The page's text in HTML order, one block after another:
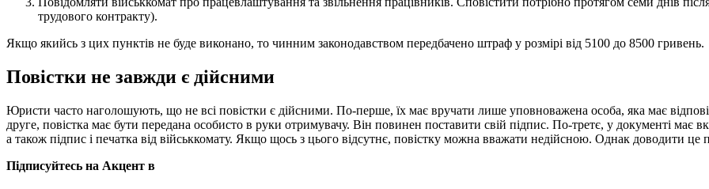
трудового контракту).
Якщо якийсь з цих пунктів не буде виконано, то чинним законодавством передбачено штраф у розмірі від 5100 до 8500 гривень.
Повістки не завжди є дійсними
Юристи часто наголошують, що не всі повістки є дійсними. По-перше, їх має вручати лише уповноважена особа, яка має
друге, повістка має бути передана особисто в руки отримувачу. Він повинен поставити свій підпис. По-третє, у документі має
а також підпис і печатка від військкомату. Якщо щось з цього відсутнє, повістку можна вважати недійсною. Однак доводити це
Підписуйтесь на Акцент в